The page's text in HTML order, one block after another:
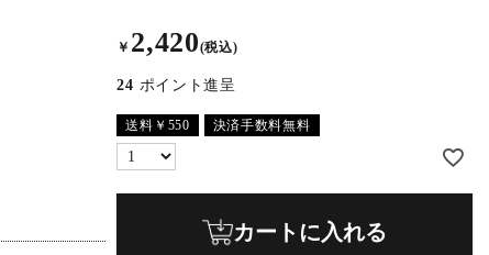
￥ 2,420(税込)
24 ポイント進呈
送料￥550 決済手数料無料
カートに入れる